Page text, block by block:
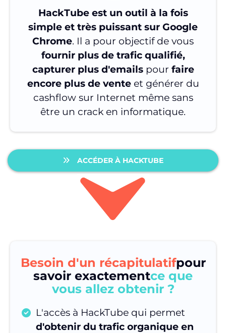
HackTube est un outil à la fois
simple et très puissant sur Google
Chrome. Il a pour objectif de vous
fournir plus de trafic qualifié,
capturer plus d'emailspour faire
encore plus de venteet générer du
cashflow sur Internet même sans
être un crack en informatique.
ACCÉDER À HACKTUBE
Besoin d'un récapitulatifpour
savoir exactementce que
vous allez obtenir ?
L'accès à HackTube qui permet
d'obtenir du trafic organique en